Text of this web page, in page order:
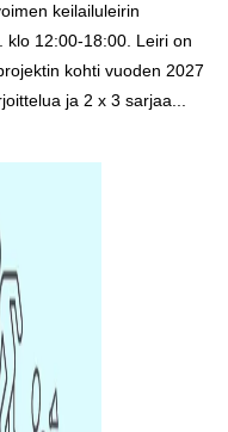
keilailuleirin
klo 12:00-18:00. Leiri on
kohti vuoden 2027
ja 2 x 3 sarjaa...